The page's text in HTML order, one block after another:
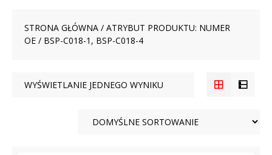
STRONA GŁÓWNA / ATRYBUT PRODUKTU: NUMER
OE / BSP-C018-1, BSP-C018-4
WYŚWIETLANIE JEDNEGO WYNIKU